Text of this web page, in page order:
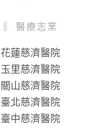
醫療志業
花蓮慈濟醫院
玉里慈濟醫院
關山慈濟醫院
臺北慈濟醫院
臺中慈濟醫院